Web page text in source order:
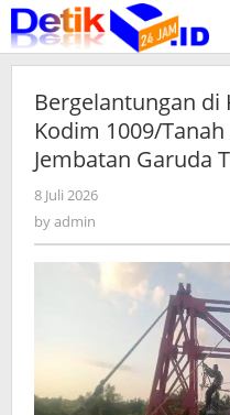
Skip
to
content
Bergelantungan di
Kodim 1009/
Jembatan Garuda
8 Juli 2026
byadmin